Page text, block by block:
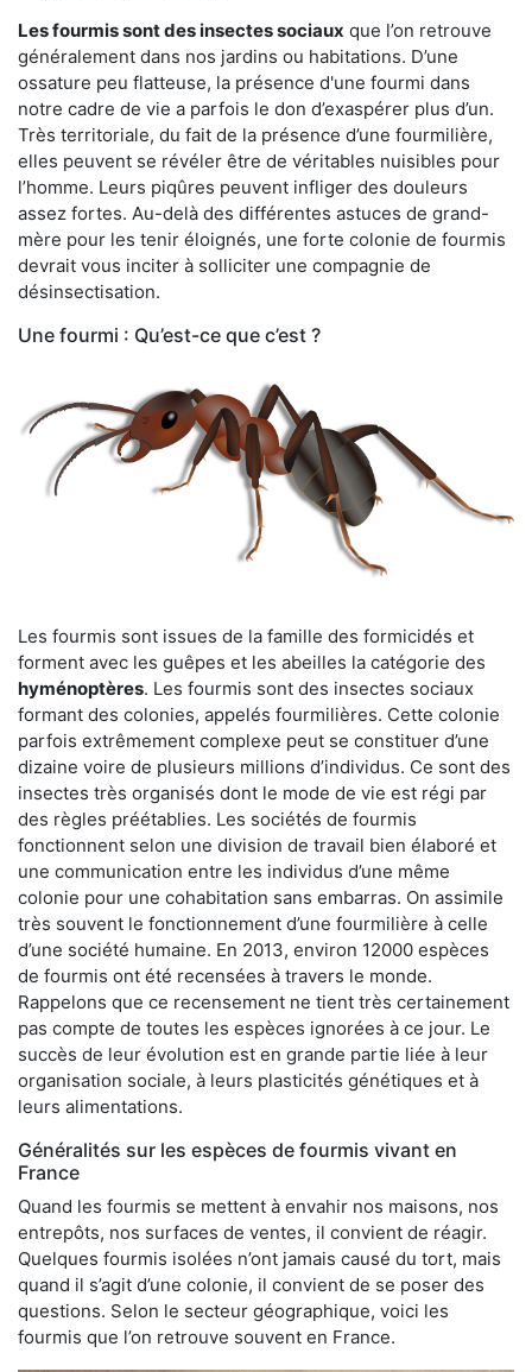
Les fourmis sont des insectes sociaux que l’on retrouve
généralement dans nos jardins ou habitations. D’une
ossature peu flatteuse, la présence d'une fourmi dans
notre cadre de vie a parfois le don d’exaspérer plus d’un.
Très territoriale, du fait de la présence d’une fourmilière,
elles peuvent se révéler être de véritables nuisibles pour
l’homme. Leurs piqûres peuvent infliger des douleurs
assez fortes. Au-delà des différentes astuces de grand-
mère pour les tenir éloignés, une forte colonie de fourmis
devrait vous inciter à solliciter une compagnie de
désinsectisation.
Une fourmi : Qu’est-ce que c’est ?
Les fourmis sont issues de la famille des formicidés et
forment avec les guêpes et les abeilles la catégorie des
hyménoptères. Les fourmis sont des insectes sociaux
formant des colonies, appelés fourmilières. Cette colonie
parfois extrêmement complexe peut se constituer d’une
dizaine voire de plusieurs millions d’individus. Ce sont des
insectes très organisés dont le mode de vie est régi par
des règles préétablies. Les sociétés de fourmis
fonctionnent selon une division de travail bien élaboré et
une communication entre les individus d’une même
colonie pour une cohabitation sans embarras. On assimile
très souvent le fonctionnement d’une fourmilière à celle
d’une société humaine. En 2013, environ 12000 espèces
de fourmis ont été recensées à travers le monde.
Rappelons que ce recensement ne tient très certainement
pas compte de toutes les espèces ignorées à ce jour. Le
succès de leur évolution est en grande partie liée à leur
organisation sociale, à leurs plasticités génétiques et à
leurs alimentations.
Généralités sur les espèces de fourmis vivant en
France
Quand les fourmis se mettent à envahir nos maisons, nos
entrepôts, nos surfaces de ventes, il convient de réagir.
Quelques fourmis isolées n’ont jamais causé du tort, mais
quand il s’agit d’une colonie, il convient de se poser des
questions. Selon le secteur géographique, voici les
fourmis que l’on retrouve souvent en France.